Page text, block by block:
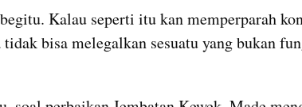
Kalau seperti itu kan memperparah
bisa melegalkan sesuatu yang bukan